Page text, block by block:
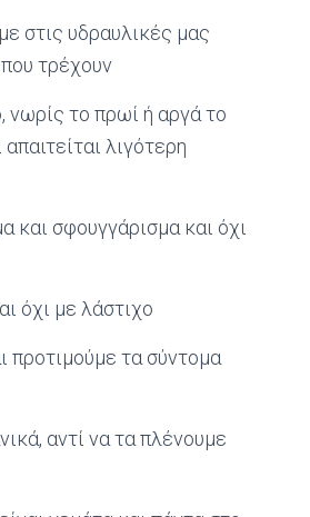
στις υδραυλικές μας
τρέχουν
νωρίς το πρωί ή αργά το
λιγότερη
και σφουγγάρισμα και όχι
όχι με λάστιχο
προτιμούμε τα σύντομα
αντί να τα πλένουμε